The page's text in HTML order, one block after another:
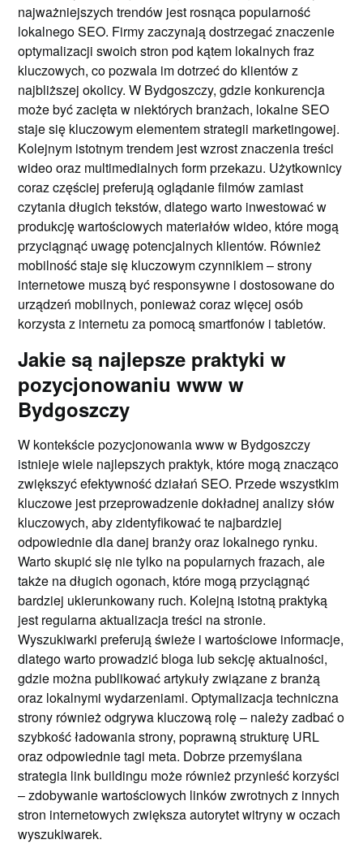
najważniejszych trendów jest rosnąca popularność
lokalnego SEO. Firmy zaczynają dostrzegać znaczenie
optymalizacji swoich stron pod kątem lokalnych fraz
kluczowych, co pozwala im dotrzeć do klientów z
najbliższej okolicy. W Bydgoszczy, gdzie konkurencja
może być zacięta w niektórych branżach, lokalne SEO
staje się kluczowym elementem strategii marketingowej.
Kolejnym istotnym trendem jest wzrost znaczenia treści
wideo oraz multimedialnych form przekazu. Użytkownicy
coraz częściej preferują oglądanie filmów zamiast
czytania długich tekstów, dlatego warto inwestować w
produkcję wartościowych materiałów wideo, które mogą
przyciągnąć uwagę potencjalnych klientów. Również
mobilność staje się kluczowym czynnikiem – strony
internetowe muszą być responsywne i dostosowane do
urządzeń mobilnych, ponieważ coraz więcej osób
korzysta z internetu za pomocą smartfonów i tabletów.
Jakie są najlepsze praktyki w
pozycjonowaniu www w
Bydgoszczy
W kontekście pozycjonowania www w Bydgoszczy
istnieje wiele najlepszych praktyk, które mogą znacząco
zwiększyć efektywność działań SEO. Przede wszystkim
kluczowe jest przeprowadzenie dokładnej analizy słów
kluczowych, aby zidentyfikować te najbardziej
odpowiednie dla danej branży oraz lokalnego rynku.
Warto skupić się nie tylko na popularnych frazach, ale
także na długich ogonach, które mogą przyciągnąć
bardziej ukierunkowany ruch. Kolejną istotną praktyką
jest regularna aktualizacja treści na stronie.
Wyszukiwarki preferują świeże i wartościowe informacje,
dlatego warto prowadzić bloga lub sekcję aktualności,
gdzie można publikować artykuły związane z branżą
oraz lokalnymi wydarzeniami. Optymalizacja techniczna
strony również odgrywa kluczową rolę – należy zadbać o
szybkość ładowania strony, poprawną strukturę URL
oraz odpowiednie tagi meta. Dobrze przemyślana
strategia link buildingu może również przynieść korzyści
– zdobywanie wartościowych linków zwrotnych z innych
stron internetowych zwiększa autorytet witryny w oczach
wyszukiwarek.